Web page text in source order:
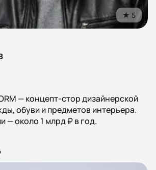
★ 5
— концепт-стор дизайнерской
обуви и предметов интерьера.
— около 1 млрд ₽ в год.